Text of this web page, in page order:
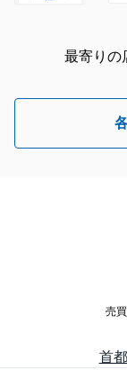
最寄りの
売
首